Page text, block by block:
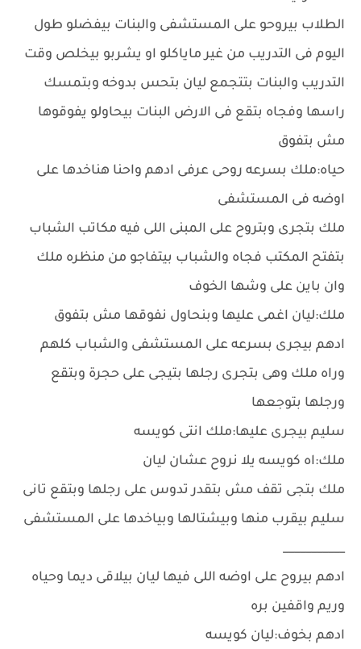
الطلاب بيروحو على المستشفى والبنات بيفضلو طول
اليوم فى التدريب من غير ماياكلو او يشربو بيخلص وقت
التدريب والبنات بتتجمع ليان بتحس بدوخه وبتمسك
راسها وفجاه بتقع فى الارض البنات بيحاولو يفوقوها
مش بتفوق
حياه:ملك بسرعه روحى عرفى ادهم واحنا هناخدها على
اوضه فى المستشفى
ملك بتجرى وبتروح على المبنى اللى فيه مكاتب الشباب
بتفتح المكتب فجاه والشباب بيتفاجو من منظره ملك
وان باين على وشها الخوف
ملك:ليان اغمى عليها وبنحاول نفوقها مش بتفوق
ادهم بيجرى بسرعه على المستشفى والشباب كلهم
وراه ملك وهى بتجرى رجلها بتيجى على حجرة وبتقع
ورجلها بتوجعها
سليم بيجرى عليها:ملك انتى كويسه
ملك:اه كويسه يلا نروح عشان ليان
ملك بتجى تقف مش بتقدر تدوس على رجلها وبتقع تانى
سليم بيقرب منها وبيشتالها وبياخدها على المستشفى
___________
ادهم بيروح على اوضه اللى فيها ليان بيلاقى ديما وحياه
وريم واقفين بره
ادهم بخوف:ليان كويسه